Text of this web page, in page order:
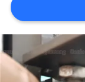
SITEMAP